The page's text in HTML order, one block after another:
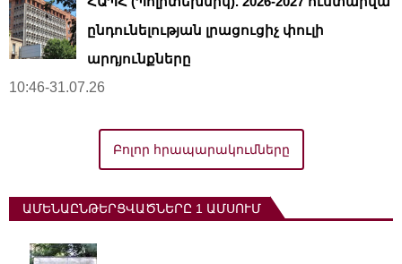
ընդունելության լրացուցիչ փուլի
արդյունքները
10:46-31.07.26
Բոլոր հրապարակումները
ԱՄԵՆԱԸՆԹԵՐՑՎԱԾՆԵՐԸ 1 ԱՄՍՈՒՄ